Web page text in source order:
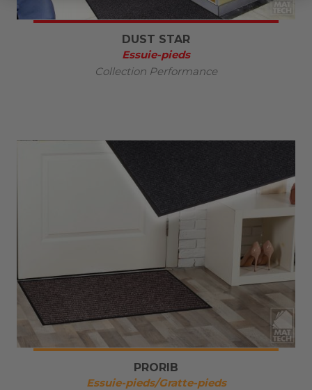
DUST STAR
Essuie-pieds
Collection Performance
PRORIB
Essuie-pieds/Gratte-pieds